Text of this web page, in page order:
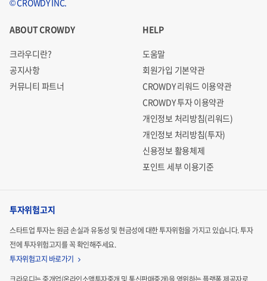
ABOUT CROWDY
크라우디란?
공지사항
커뮤니티 파트너
HELP
도움말
회원가입 기본약관
CROWDY 리워드 이용약관
CROWDY 투자 이용약관
개인정보 처리방침(리워드)
개인정보 처리방침(투자)
신용정보 활용체제
포인트 세부 이용기준
투자위험고지
스타트업 투자는 원금 손실과 유동성 및 현금성에 대한 투자위험을 가지고 있습니다.투자
전에 투자위험고지를 꼭 확인해주세요.
투자위험고지 바로가기